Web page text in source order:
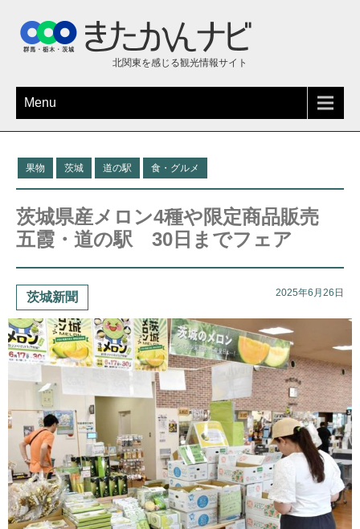
北関東を感じる観光情報サイト
Menu
果物 茨城 道の駅 食・グルメ
茨城県産メロン4種や限定商品販売
五霞・道の駅 30日までフェア
茨城新聞 2025年6月26日